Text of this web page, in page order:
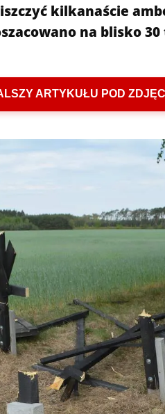
kilkanaście
na blisko
ARTYKUŁU POD